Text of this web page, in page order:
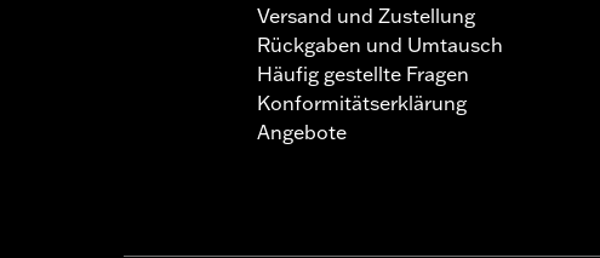
Versand und Zustellung
Rückgaben und Umtausch
Häufig gestellte Fragen
Konformitätserklärung
Angebote